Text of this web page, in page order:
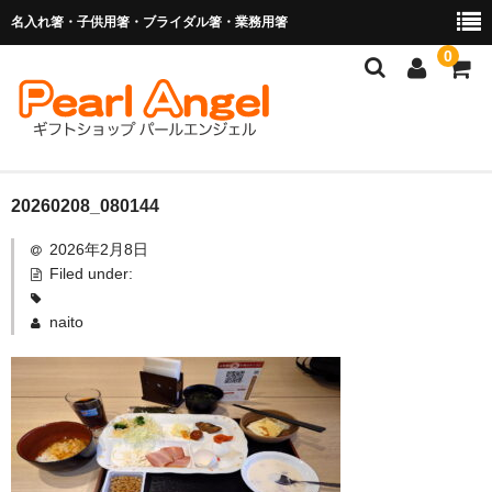
名入れ箸・子供用箸・ブライダル箸・業務用箸
0
商品を探す
お子様の入卒園に
業務用箸（食洗機対応）
マイ箸・箸袋
ご利用ガイド
20260208_080144
2026年2月8日
Filed under:
naito